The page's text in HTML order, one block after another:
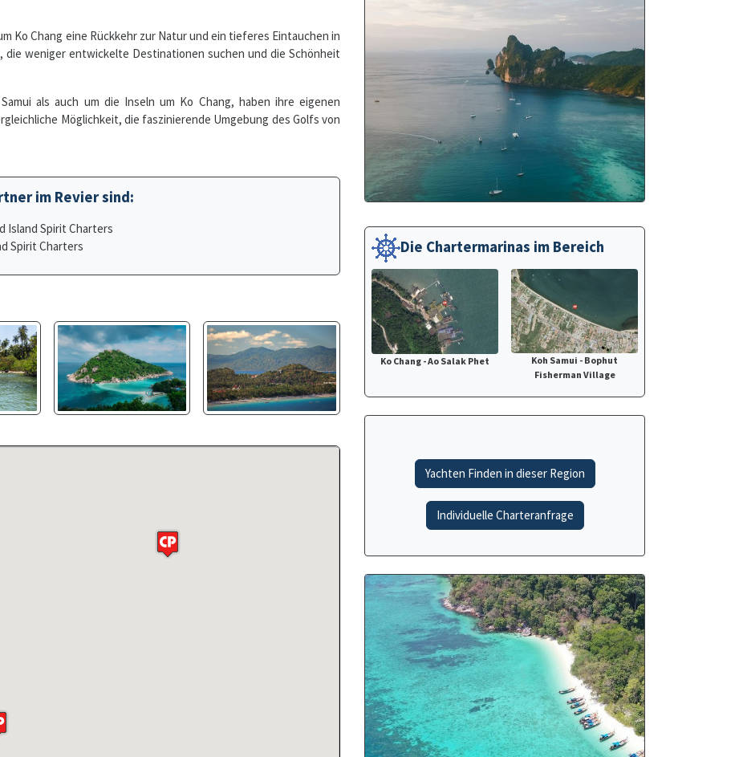
weniger entwickelte Destinationen suchen und die Schönheit
als auch um die Inseln um Ko Chang, haben ihre eigenen
Möglichkeit, die faszinierende Umgebung des Golfs von
Spirit Charters Die Chartermarinas im Bereich
Ko Chang - Ao Salak Phet
Koh Samui - Bophut
Fisherman Village
Individuelle Charteranfrage